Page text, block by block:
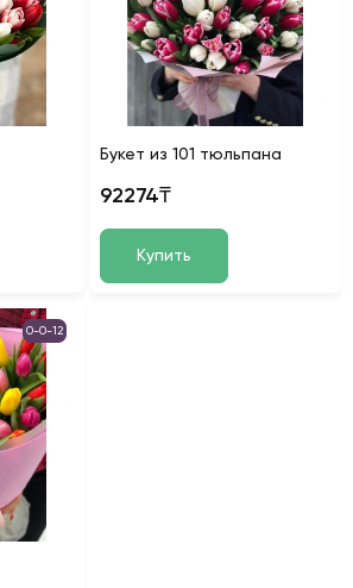
Букет из 101 тюльпана
92274₸
Купить
0-0-12